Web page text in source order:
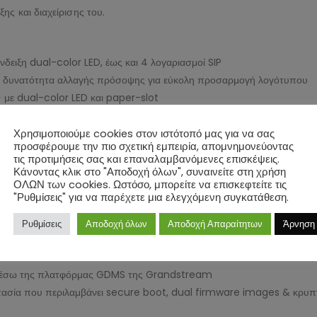
και διαχείρισης του.
dual-color LED, έως και 4 λογαριασμοί SIP
αλλαγής πρόσοψης για εύκολη προσαρμογή λογότυπου
με dual-color LED και paper-slot
στην οθόνη
και μεγάφωνο ανοικτής συνομιλίας full-duplex,
λειτουργιών για μηνύματα (με φωτεινή ένδειξη LED),
μενού και πλοήγηση
ακουστικών, συγχρονισμό επαφών, ημερολογίων και
και σύνδεση στο δίκτυο
της Grandstream και άλλων
της πλατφόρμας GDMS της Grandstream
που περιλαμβάνει secure boot, dual firmware images &
Χρησιμοποιούμε cookies στον ιστότοπό μας για να σας
προσφέρουμε την πιο σχετική εμπειρία, απομνημονεύοντας
τις προτιμήσεις σας και επαναλαμβανόμενες επισκέψεις.
Κάνοντας κλικ στο "Αποδοχή όλων", συναινείτε στη χρήση
ΟΛΩΝ των cookies. Ωστόσο, μπορείτε να επισκεφτείτε τις
"Ρυθμίσεις" για να παρέχετε μια ελεγχόμενη συγκατάθεση.
Ρυθμίσεις Αποδοχή όλων Αποδοχή Απαραίτητων Άρνηση